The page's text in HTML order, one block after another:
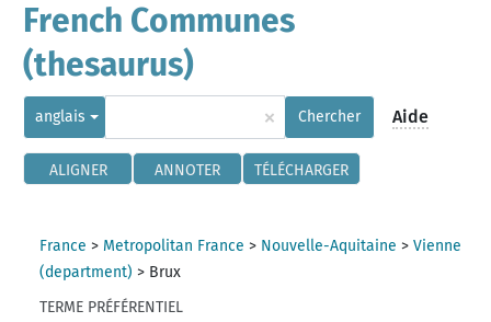
French Communes
(thesaurus)
anglais × Chercher Aide
ALIGNER ANNOTER TÉLÉCHARGER
France > Metropolitan France > Nouvelle-Aquitaine >Vienne
(department) > Brux
TERME PRÉFÉRENTIEL